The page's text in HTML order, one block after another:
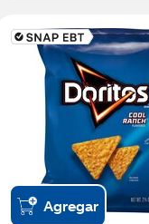
Agregar